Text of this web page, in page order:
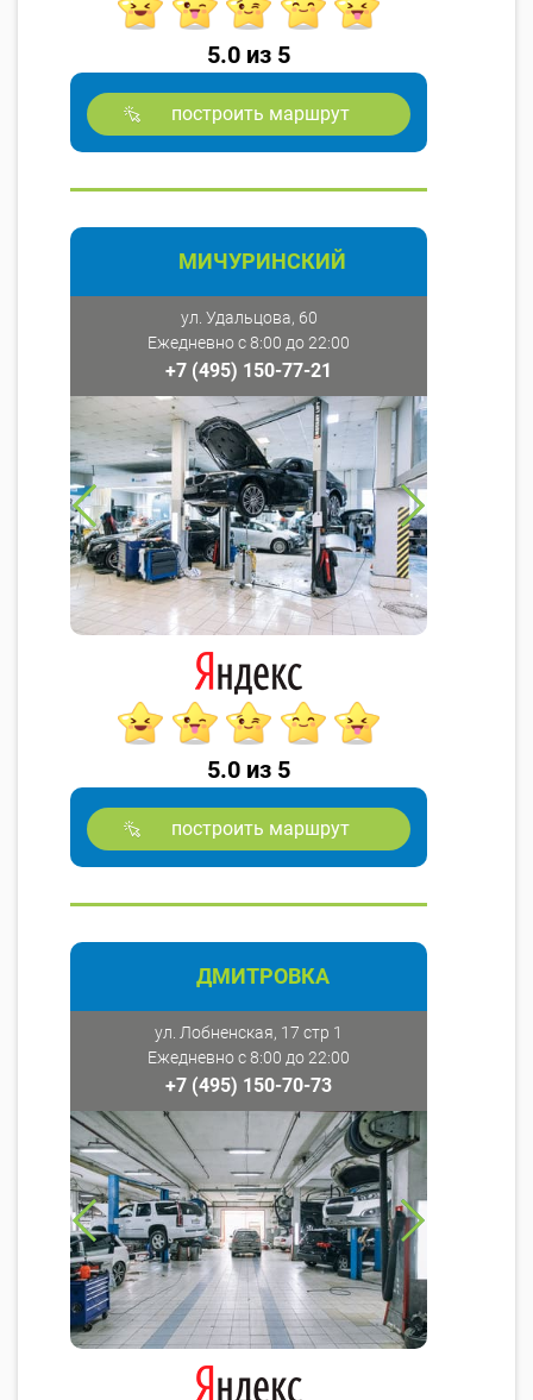
5.0 из 5
построить маршрут
МИЧУРИНСКИЙ
ул. Удальцова, 60
Ежедневно с 8:00 до 22:00
+7 (495) 150-77-21
5.0 из 5
построить маршрут
ДМИТРОВКА
ул. Лобненская, 17 стр 1
Ежедневно с 8:00 до 22:00
+7 (495) 150-70-73